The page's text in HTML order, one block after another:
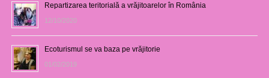
Repartizarea teritorială a vrăjitoarelor în România
12/10/2020
Ecoturismul se va baza pe vrăjitorie
01/02/2019